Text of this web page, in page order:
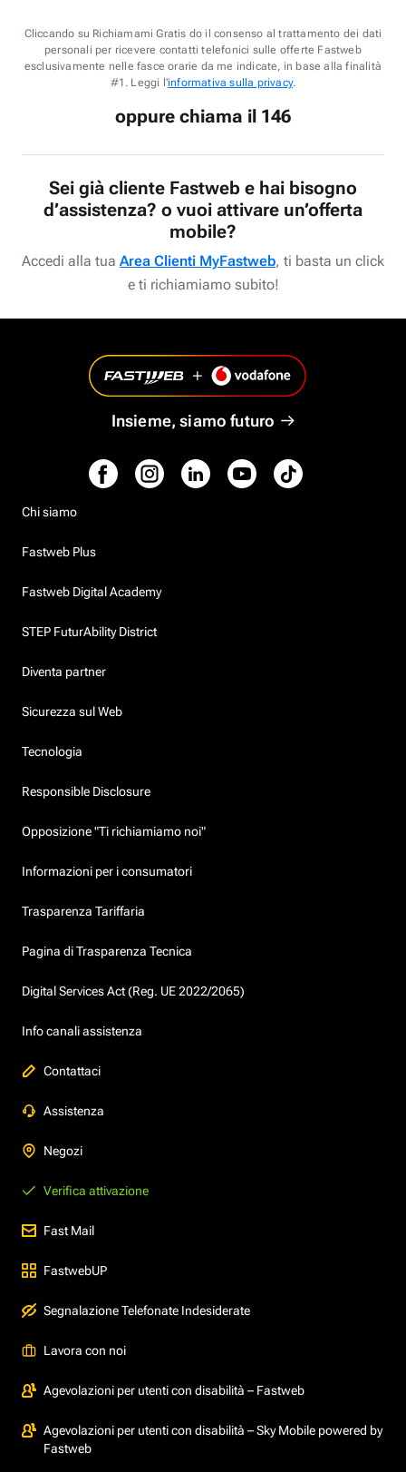
Cliccando su Richiamami Gratis do il consenso al trattamento dei dati
personali per ricevere contatti telefonici sulle offerte Fastweb
esclusivamente nelle fasce orarie da me indicate, in base alla finalità
#1. Leggi l'informativa sulla privacy.
oppure chiama il 146
Sei già cliente Fastweb e hai bisogno
d’assistenza? o vuoi attivare un’offerta
mobile?
Accedi alla tua Area Clienti MyFastweb, ti basta un click
e ti richiamiamo subito!
Insieme, siamo futuro
Chi siamo
Fastweb Plus
Fastweb Digital Academy
STEP FuturAbility District
Diventa partner
Sicurezza sul Web
Tecnologia
Responsible Disclosure
Opposizione "Ti richiamiamo noi"
Informazioni per i consumatori
Trasparenza Tariffaria
Pagina di Trasparenza Tecnica
Digital Services Act (Reg. UE 2022/2065)
Info canali assistenza
Contattaci
Assistenza
Negozi
Verifica attivazione
Fast Mail
FastwebUP
Segnalazione Telefonate Indesiderate
Lavora con noi
Agevolazioni per utenti con disabilità – Fastweb
Agevolazioni per utenti con disabilità – Sky Mobile powered by
Fastweb